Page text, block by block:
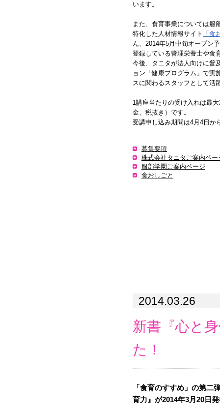
います。
また、食育事業については服
特化した人材情報サイト
「食
ん、2014年5月中旬オープン
登録している管理栄養士や食
今後、タニタが法人向けに普
ョン「健康プログラム」で実
スに関わるスタッフとして活
1講座当たりの受け入れは最
金、税抜き）です。
受講申し込み期間は4月4日か
募集要項
株式会社タニタご案内ペー
服部学園ご案内ページ
食おしごと
2014.03.26
新書『心と
た！
「食育のすすめ」の第
育力』が2014年3月20日